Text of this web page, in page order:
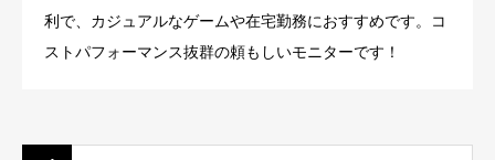
利で、カジュアルなゲームや在宅勤務におすすめです。コ
ストパフォーマンス抜群の頼もしいモニターです！